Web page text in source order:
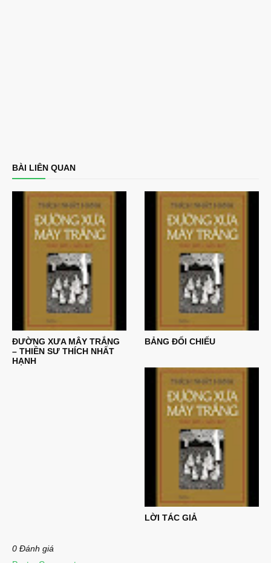
BÀI LIÊN QUAN
ĐƯỜNG XƯA MÂY TRẮNG
– THIỀN SƯ THÍCH NHẤT
HẠNH
BẢNG ĐỐI CHIẾU
LỜI TÁC GIẢ
0 Đánh giá